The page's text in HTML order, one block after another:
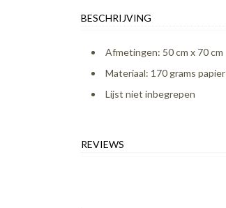
BESCHRIJVING
Afmetingen: 50 cm x 70 cm
Materiaal: 170 grams papier
Lijst niet inbegrepen
REVIEWS